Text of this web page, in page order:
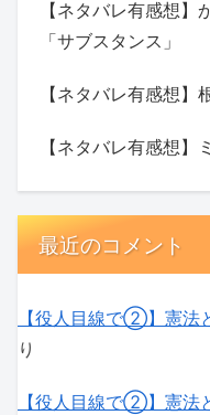
【ネタバレ有感想
「サブスタンス」
【ネタバレ有感想】
【ネタバレ有感想
最近のコメント
【役人目線で②】憲法
り
【役人目線で②】憲法